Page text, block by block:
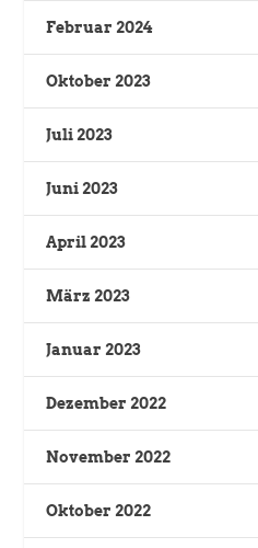
Februar 2024
Oktober 2023
Juli 2023
Juni 2023
April 2023
März 2023
Januar 2023
Dezember 2022
November 2022
Oktober 2022